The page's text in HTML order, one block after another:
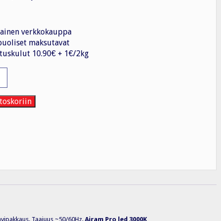
verkkokauppa
maksutavat
10.90€ + 1€/2kg
Taajuus ~50/60Hz. Airam Pro led 3000K